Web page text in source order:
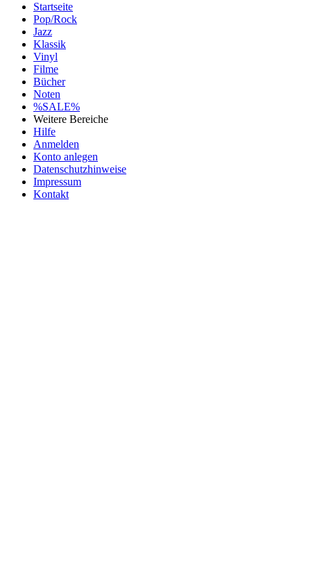
Startseite
Pop/Rock
Jazz
Klassik
Vinyl
Filme
Bücher
Noten
%SALE%
Weitere Bereiche
Hilfe
Anmelden
Konto anlegen
Datenschutzhinweise
Impressum
Kontakt